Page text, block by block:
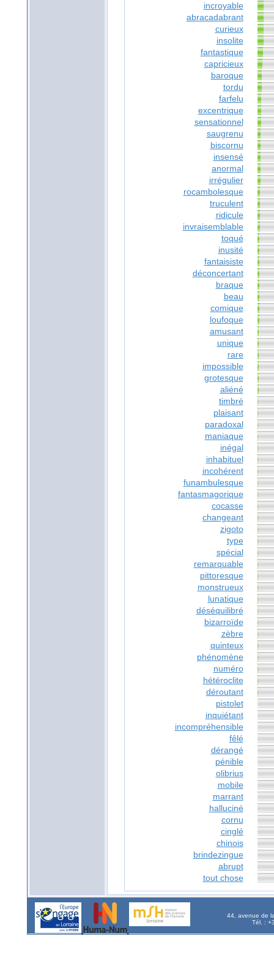
incroyable
abracadabrant
curieux
insolite
fantastique
capricieux
baroque
tordu
farfelu
excentrique
sensationnel
saugrenu
biscornu
insensé
anormal
irrégulier
rocambolesque
truculent
ridicule
invraisemblable
toqué
inusité
fantaisiste
déconcertant
braque
beau
comique
loufoque
amusant
unique
rare
impossible
grotesque
aliéné
timbré
plaisant
paradoxal
maniaque
inégal
inhabituel
incohérent
funambulesque
fantasmagorique
cocasse
changeant
zigoto
type
spécial
remarquable
pittoresque
monstrueux
lunatique
déséquilibré
bizarroïde
zèbre
quinteux
phénomène
numéro
hétéroclite
déroutant
pistolet
inquiétant
incompréhensible
fêlé
dérangé
pénible
olibrius
mobile
marrant
halluciné
cornu
cinglé
chinois
brindezingue
abrupt
tout chose
44, avenue de
Tél. :